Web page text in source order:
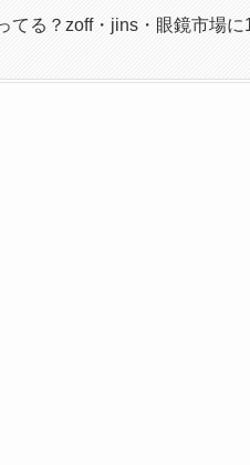
てる？zoff・jins・眼鏡市場